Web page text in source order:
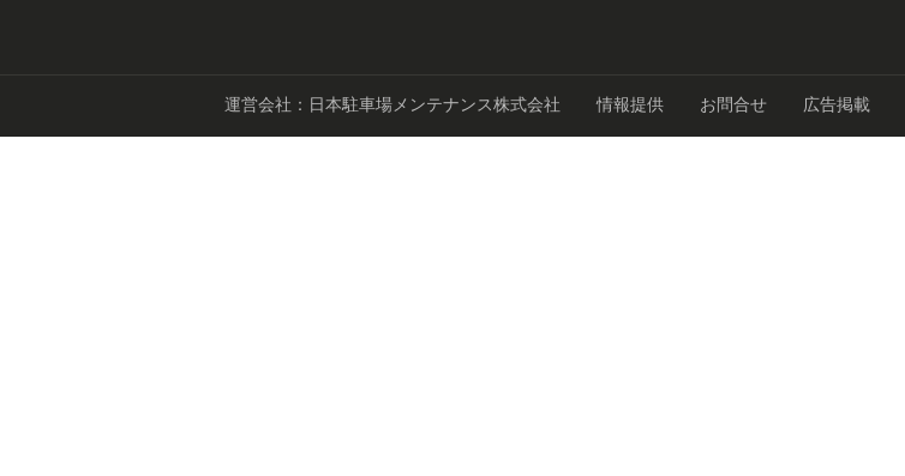
運営会社：日本駐車場メンテナンス株式会社 情報提供 お問合せ 広告掲載